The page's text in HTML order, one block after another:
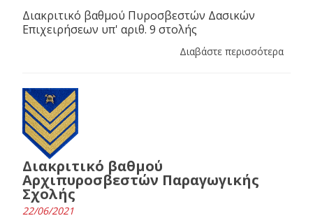
Διακριτικό βαθμού Πυροσβεστών Δασικών
Επιχειρήσεων υπ' αριθ. 9 στολής
Διαβάστε περισσότερα
Διακριτικό βαθμού
Αρχιπυροσβεστών Παραγωγικής
Σχολής
22/06/2021